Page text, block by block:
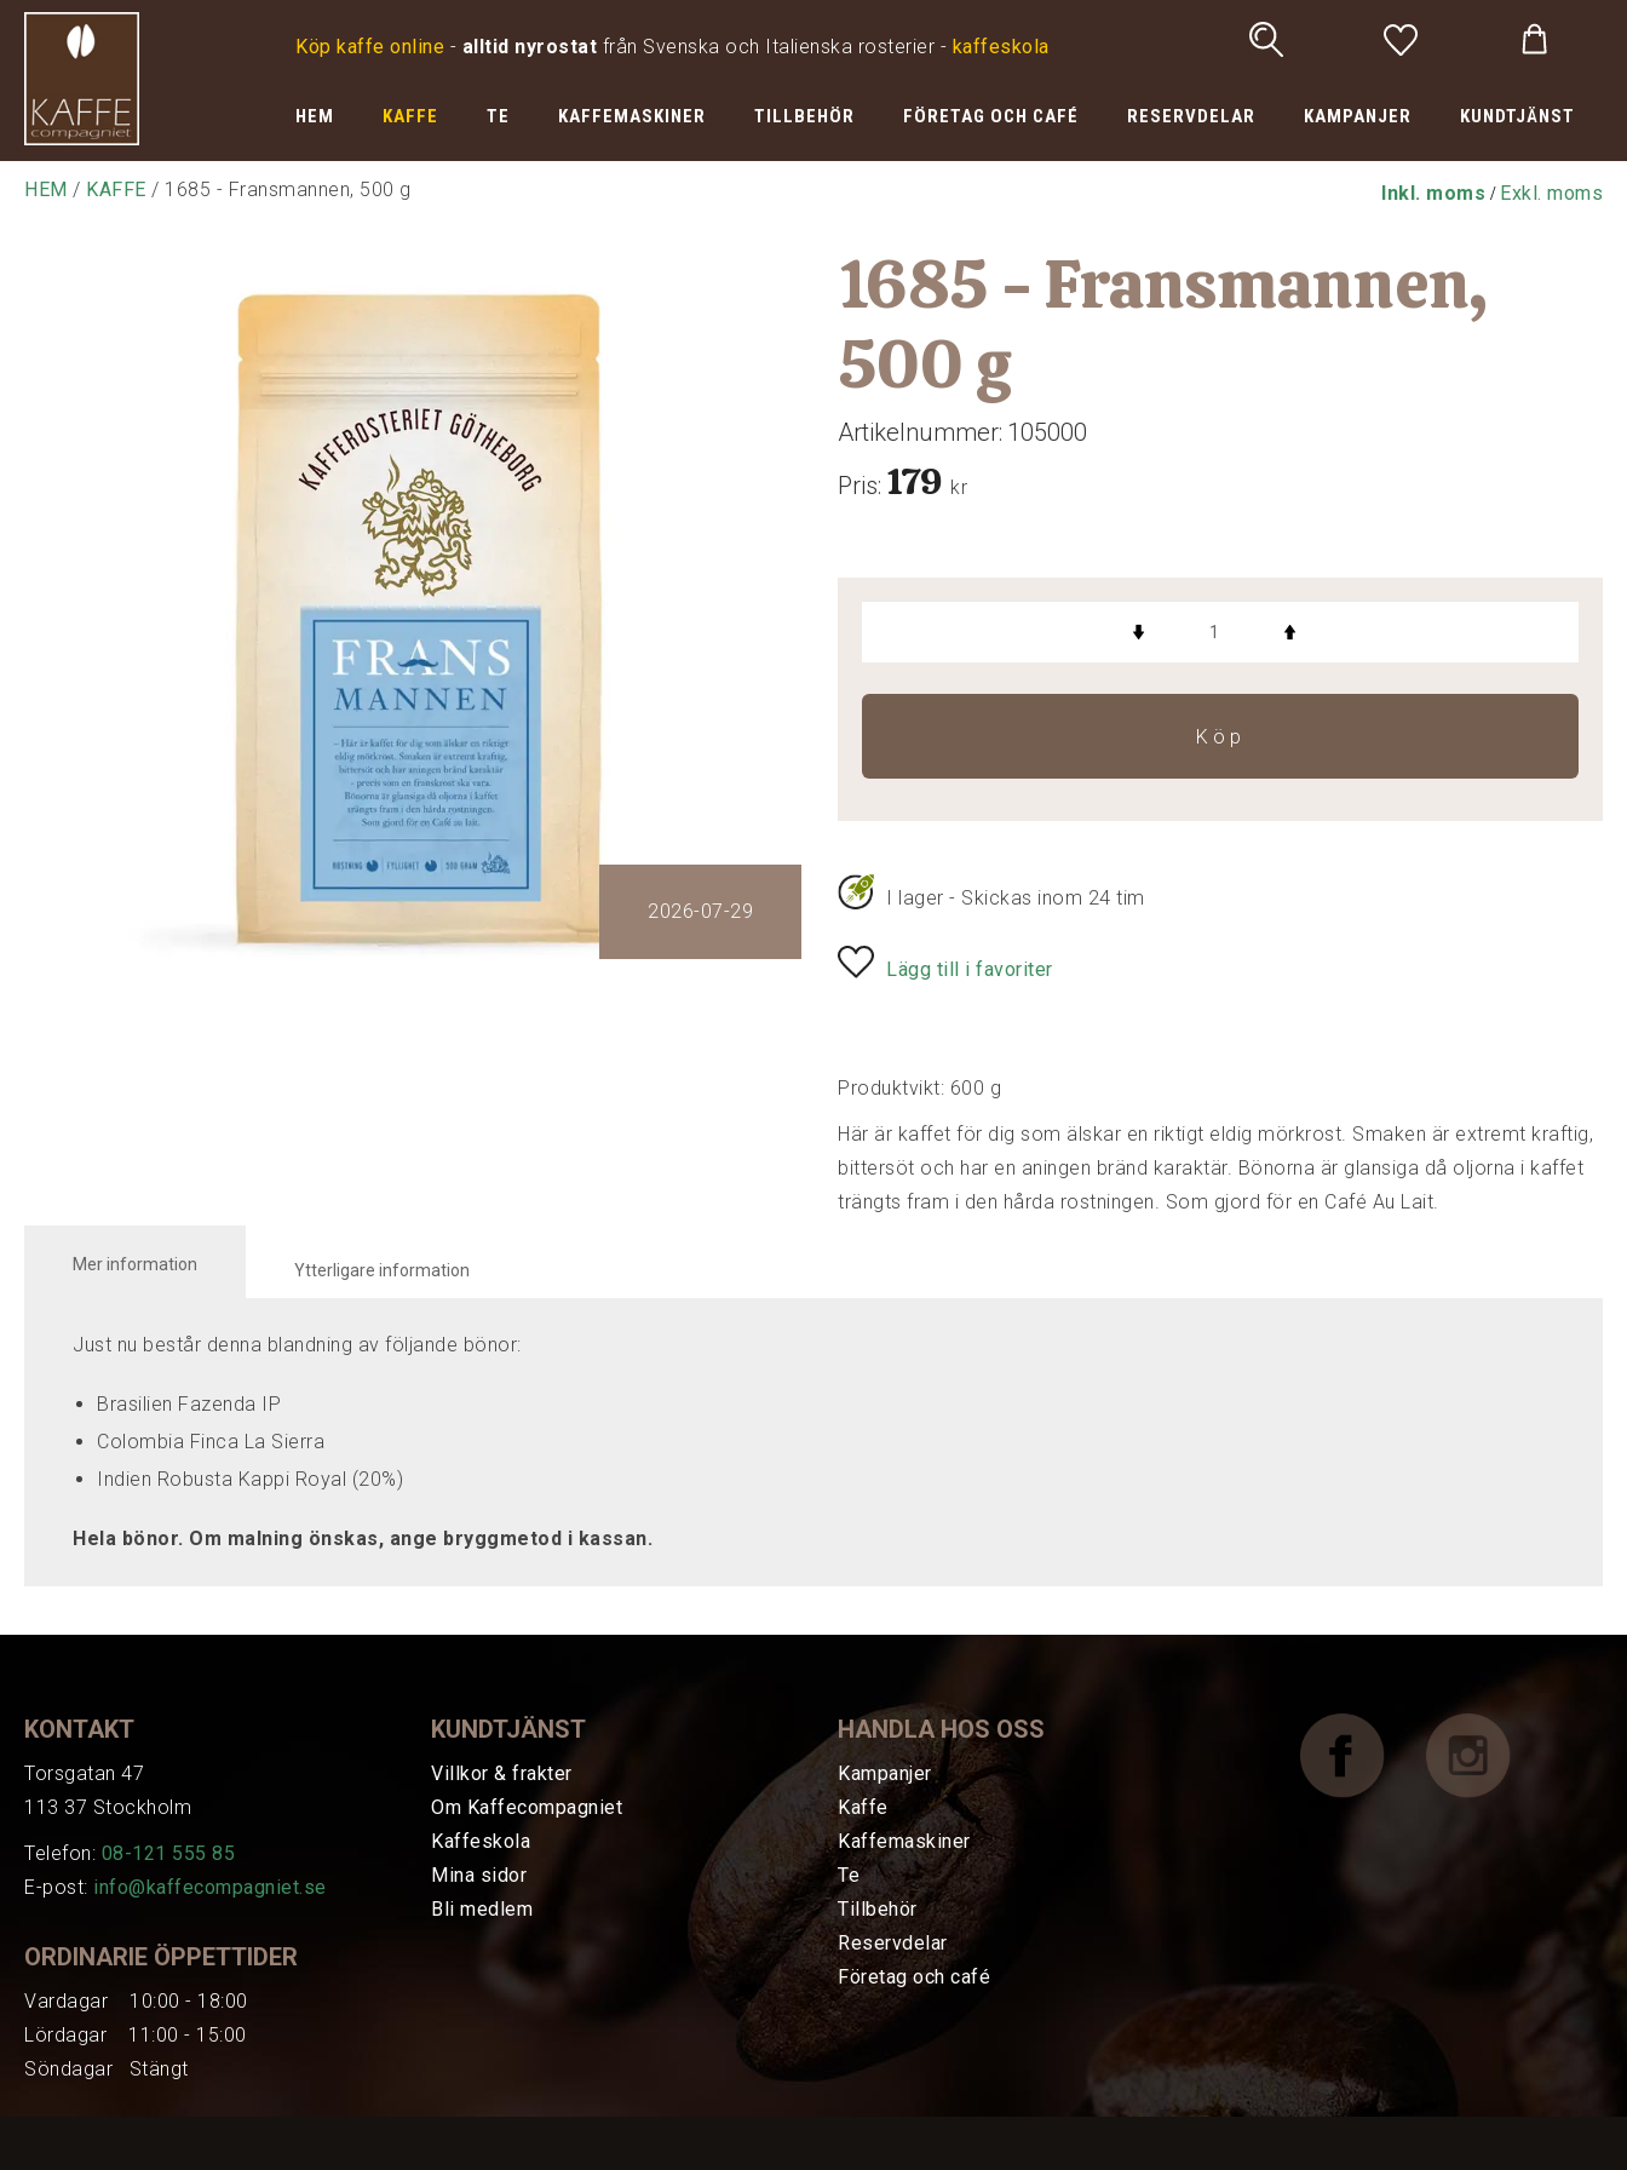
Köp kaffe online - alltid nyrostat från Svenska och Italienska rosterier - kaffeskola
HEM KAFFE TE KAFFEMASKINER TILLBEHÖR FÖRETAG OCH CAFÉ RESERVDELAR KAMPANJER KUNDTJÄNST
HEM / KAFFE / 1685 - Fransmannen, 500 g Inkl. moms / Exkl. moms
2026-07-29
1685 - Fransmannen,
500 g
Artikelnummer: 105000
Pris: 179 kr
Köp
I lager - Skickas inom 24 tim
Lägg till i favoriter
Produktvikt: 600 g
Här är kaffet för dig som älskar en riktigt eldig mörkrost. Smaken är extremt kraftig,
bittersöt och har en aningen bränd karaktär. Bönorna är glansiga då oljorna i kaffet
trängts fram i den hårda rostningen. Som gjord för en Café Au Lait.
Mer information
Just nu består denna blandning av följande bönor:
Brasilien Fazenda IP
Colombia Finca La Sierra
Indien Robusta Kappi Royal (20%)
Hela bönor. Om malning önskas, ange bryggmetod i kassan.
Ytterligare information
KONTAKT
Torsgatan 47
113 37 Stockholm
Telefon: 08-121 555 85
E-post: info@kaffecompagniet.se
ORDINARIE ÖPPETTIDER
Vardagar 10:00 - 18:00
Lördagar 11:00 - 15:00
Söndagar Stängt
KUNDTJÄNST
Villkor & frakter
Om Kaffecompagniet
Kaffeskola
Mina sidor
Bli medlem
HANDLA HOS OSS
Kampanjer
Kaffe
Kaffemaskiner
Te
Tillbehör
Reservdelar
Företag och café